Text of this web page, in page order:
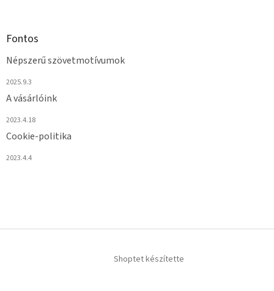
Fontos
Népszerű szövetmotívumok
2025.9.3
A vásárlóink
2023.4.18
Cookie-politika
2023.4.4
Shoptet készítette